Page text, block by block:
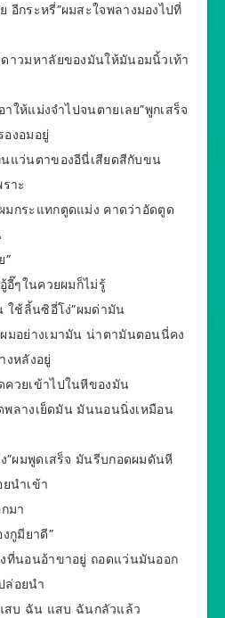
อีกระหรี่”ผมสะใจพลางมองไปที่
าวมหาลัยของมันให้มันอมนิ้วเท้า
าให้แม่งจำไปจนตายเลย”พูกเสร็จ
งอมอยู่
แว่นตาของอีนี่เสียดสีกับขน
าะ
กระแทกตูดแม่ง คาดว่าอัดตูด
”
อี๊ๆในควยผมก็ไม่รู้
ใช้ลิ้นซิอี่โง่”ผมด่ามัน
มอย่างเมามัน น่าตามันตอนนี่คง
งหลังอยู่
วยเข้าไปในหีของมัน
พลางเย็ดมัน มันนอนนิ่งเหมือน
”ผมพูดเสร็จ มันรีบกอดผมดันหี
นำเข้า
มา
กูมียาดี”
ที่นอนอ้าขาอยู่ ถอดแว่นมันออก
ล่อยนำ
แสบ ฉัน แสบ ฉันกลัวแล้ว